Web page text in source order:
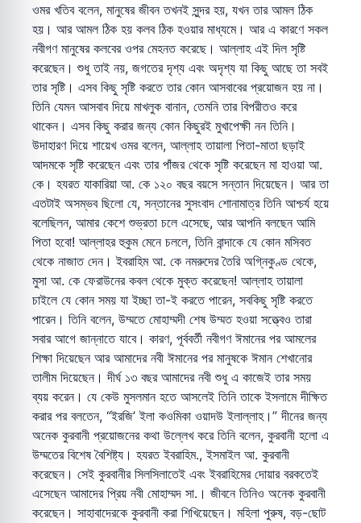
ওমর খতিব বলেন, মানুষের জীবন তখনই সুন্দর হয়, যখন তার আমল ঠিক
হয়। আর আমল ঠিক হয় কলব ঠিক হওয়ার মাধ্যমে। আর এ কারণে সকল
নবীগণ মানুষের কলবের ওপর মেহনত করেছে। আল্লাহ এই দিল সৃষ্টি
করেছেন। শুধু তাই নয়, জগতের দৃশ্য এবং অদৃশ্য যা কিছু আছে তা সবই
তার সৃষ্টি। এসব কিছু সৃষ্টি করতে তার কোন আসবাবের প্রয়োজন হয় না।
তিনি যেমন আসবাব দিয়ে মাখলুক বানান, তেমনি তার বিপরীতও করে
থাকেন। এসব কিছু করার জন্য কোন কিছুরই মুখাপেক্ষী নন তিনি।
উদাহারণ দিয়ে শায়েখ ওমর বলেন, আল্লাহ তায়ালা পিতা-মাতা ছড়াই
আদমকে সৃষ্টি করেছেন এবং তার পাঁজর থেকে সৃষ্টি করেছেন মা হাওয়া আ.
কে। হযরত যাকারিয়া আ. কে ১২০ বছর বয়সে সন্তান দিয়েছেন। আর তা
এতটাই অসম্ভব ছিলো যে, সন্তানের সুসংবাদ শোনামাত্র তিনি আশ্চর্য হয়ে
বলেছিলন, আমার কেশে শুভ্রতা চলে এসেছে, আর আপনি বলছেন আমি
পিতা হবো! আল্লাহর হুকুম মেনে চললে, তিনি বান্দাকে যে কোন মসিবত
থেকে নাজাত দেন। ইবরাহিম আ. কে নমরুদের তৈরি অগ্নিকুণ্ড থেকে,
মুসা আ. কে ফেরাউনের কবল থেকে মুক্ত করেছেন! আল্লাহ তায়ালা
চাইলে যে কোন সময় যা ইচ্ছা তা-ই করতে পারেন, সবকিছু সৃষ্টি করতে
পারেন। তিনি বলেন, উম্মতে মোহাম্মদী শেষ উম্মত হওয়া সত্ত্বেও তারা
সবার আগে জান্নাতে যাবে। কারণ, পূর্ববর্তী নবীগণ ঈমানের পর আমলের
শিক্ষা দিয়েছেন আর আমাদের নবী ঈমানের পর মানুষকে ঈমান শেখানোর
তালীম দিয়েছেন। দীর্ঘ ১৩ বছর আমাদের নবী শুধু এ কাজেই তার সময়
ব্যয় করেন। যে কেউ মুসলমান হতে আসলেই তিনি তাকে ইসলামে দীক্ষিত
করার পর বলতেন, “ইরজি’ ইলা কওমিকা ওয়াদউ ইলাল্লাহ।” দীনের জন্য
অনেক কুরবানী প্রয়োজনের কথা উল্লেখ করে তিনি বলেন, কুরবানী হলো এ
উম্মতের বিশেষ বৈশিষ্ট্য। হযরত ইবরাহিম., ইসমাইল আ. কুরবানী
করেছেন। সেই কুরবানীর সিলসিলাতেই এবং ইবরাহিমের দোয়ার বরকতেই
এসেছেন আমাদের প্রিয় নবী মোহাম্মদ সা.। জীবনে তিনিও অনেক কুরবানী
করেছেন। সাহাবাদেরকে কুরবানী করা শিখিয়েছেন। মহিলা পুরুষ, বড়-ছোট